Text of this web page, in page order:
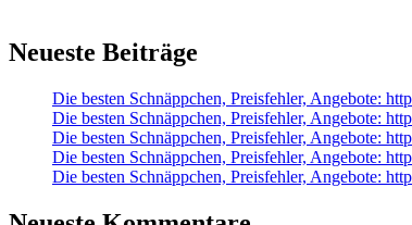
Neueste Beiträge
Die besten Schnäppchen, Preisfehler, Angebote:
Die besten Schnäppchen, Preisfehler, Angebote:
Die besten Schnäppchen, Preisfehler, Angebote:
Die besten Schnäppchen, Preisfehler, Angebote:
Die besten Schnäppchen, Preisfehler, Angebote: